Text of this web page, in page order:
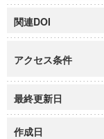
関連DOI
アクセス条件
最終更新日
作成日